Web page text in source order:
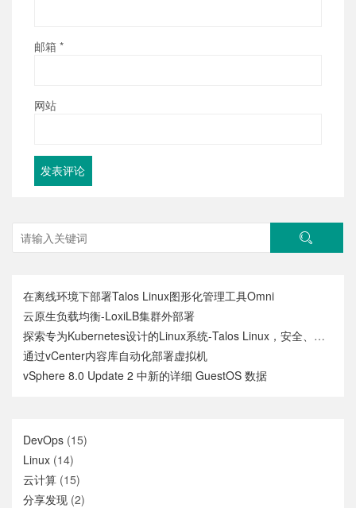
邮箱 *
网站
在离线环境下部署Talos Linux图形化管理工具Omni
云原生负载均衡-LoxiLB集群外部署
探索专为Kubernetes设计的Linux系统-Talos Linux，安全、不可变和极简
通过vCenter内容库自动化部署虚拟机
vSphere 8.0 Update 2 中新的详细 GuestOS 数据
DevOps (15)
Linux (14)
云计算 (15)
分享发现 (2)